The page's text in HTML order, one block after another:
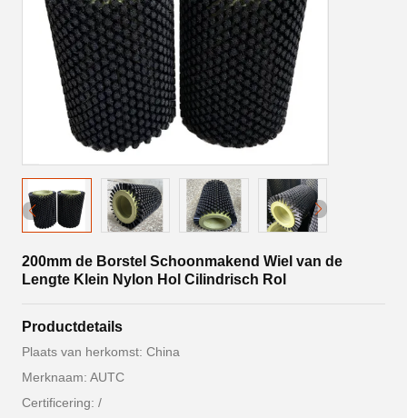
200mm de Borstel Schoonmakend Wiel van de
Lengte Klein Nylon Hol Cilindrisch Rol
Productdetails
Plaats van herkomst: China
Merknaam: AUTC
Certificering: /